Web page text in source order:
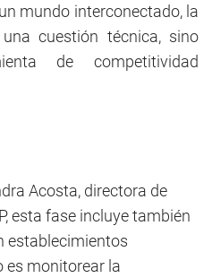
mundo interconectado, la
cuestión técnica, sino
de competitividad
Acosta, directora de
esta fase incluye también
establecimientos
es monitorear la